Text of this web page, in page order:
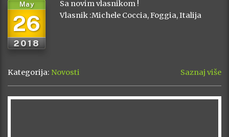
26
May
2018
Sa novim vlasnikom !
Vlasnik :Michele Coccia, Foggia, Italija
Kategorija: Novosti Saznaj više